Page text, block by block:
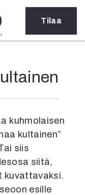
Tilaa
kuhmolaisen
kultainen”
siis
siitä,
kuvattavaksi.
esille